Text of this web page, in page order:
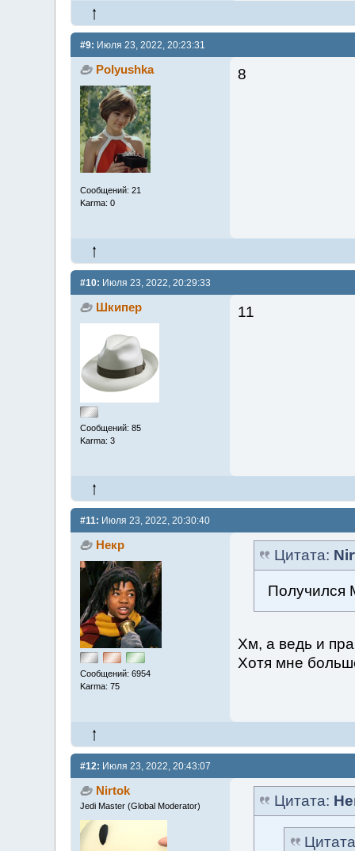
#9: Июля 23, 2022, 20:23:31
Polyushka
Сообщений: 21
Karma: 0
8
#10: Июля 23, 2022, 20:29:33
Шкипер
Сообщений: 85
Karma: 3
11
#11: Июля 23, 2022, 20:30:40
Некр
Сообщений: 6954
Karma: 75
Цитата:
Получился
Хм, а ведь и
Хотя мне
#12: Июля 23, 2022, 20:43:07
Nirtok
Jedi Master (Global Moderator) Цитата: